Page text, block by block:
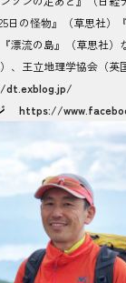
日の怪物』（草思社）
漂流の島』（草思社）
、王立地理学協会（英
https://